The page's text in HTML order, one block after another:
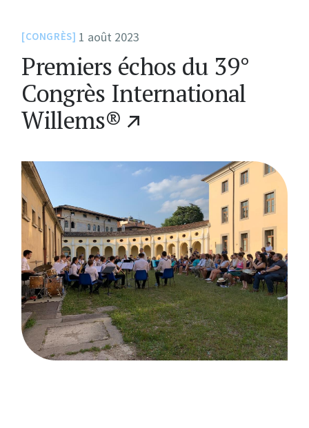
CONGRÈS 1 août 2023
Premiers échos du 39°
Congrès International
Willems®